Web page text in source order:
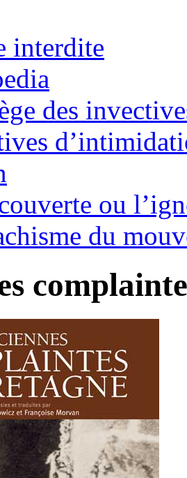
interdite
des
ou
du